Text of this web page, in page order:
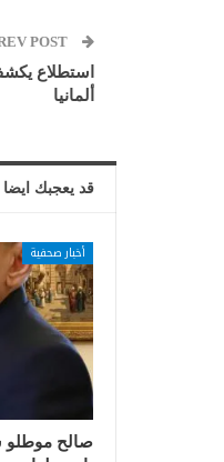
استطلاع
ألمانيا
قد يعجبك ايضا
أخبار صحفية
صالح موطلو